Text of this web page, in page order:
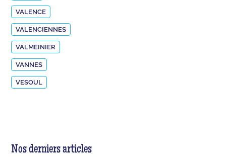
VALENCE
VALENCIENNES
VALMEINIER
VANNES
VESOUL
Nos derniers articles